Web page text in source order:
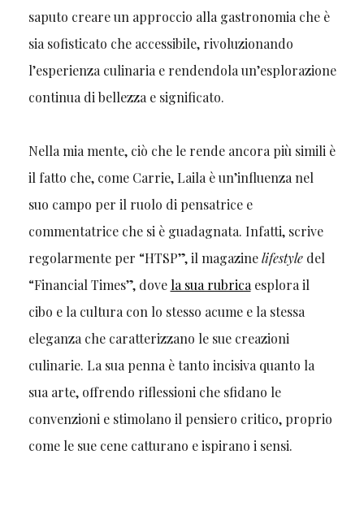
saputo creare un approccio alla gastronomia che è
sia sofisticato che accessibile, rivoluzionando
l’esperienza culinaria e rendendola un’esplorazione
continua di bellezza e significato.
Nella mia mente, ciò che le rende ancora più simili è
il fatto che, come Carrie, Laila è un’influenza nel
suo campo per il ruolo di pensatrice e
commentatrice che si è guadagnata. Infatti, scrive
regolarmente per “HTSP”, il magazinelifestyledel
“Financial Times”, dove la sua rubricaesplora il
cibo e la cultura con lo stesso acume e la stessa
eleganza che caratterizzano le sue creazioni
culinarie. La sua penna è tanto incisiva quanto la
sua arte, offrendo riflessioni che sfidano le
convenzioni e stimolano il pensiero critico, proprio
come le sue cene catturano e ispirano i sensi.